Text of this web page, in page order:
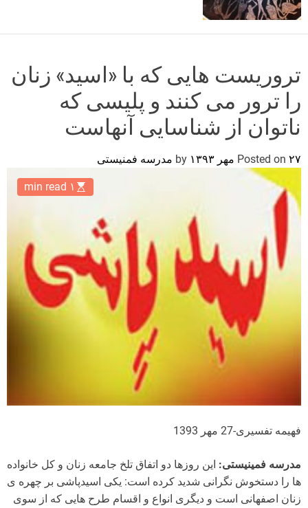
d
e
تروریست هایی که با «اسید» زنان
را ترور می کنند و پلیسی که
ناتوان از شناسایی آنهاست
Posted on ۲۷ مهر ۱۳۹۳ مدرسه فمنیستی
۱ min read
فهیمه تفسیری-27 مهر 1393
مدرسه فمینیستی: این روزها دو اتفاق تلخ جامعه زنان و کل خانواده
ها را دستخوش نگرانی شدید کرده است: یکی اسیدپاشی بر چهره ی
زنان اصفهانی است و دیگری انواع و اقسام طرح هایی که از سوی